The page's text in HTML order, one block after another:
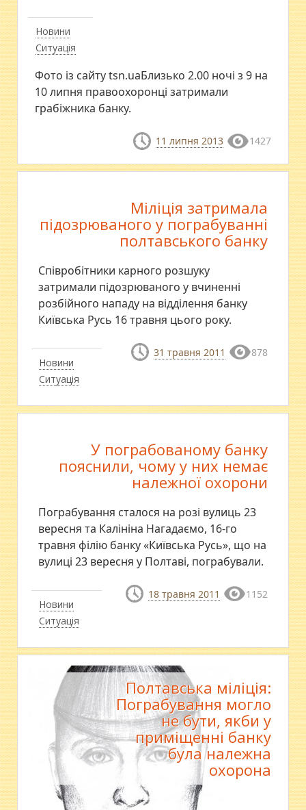
Новини
Ситуація
Фото із сайту tsn.uaБлизько 2.00 ночі з 9 на
10 липня правоохоронці затримали
грабіжника банку.
11 липня 2013 1427
Новини
Ситуація
Міліція затримала
підозрюваного у пограбуванні
полтавського банку
Співробітники карного розшуку
затримали підозрюваного у вчиненні
розбійного нападу на відділення банку
Київська Русь 16 травня цього року.
31 травня 2011 878
Новини
Ситуація
У пограбованому банку
пояснили, чому у них немає
належної охорони
Пограбування сталося на розі вулиць 23
вересня та Калініна Нагадаємо, 16-го
травня філію банку «Київська Русь», що на
вулиці 23 вересня у Полтаві, пограбували.
18 травня 2011 1152
Полтавська міліція:
Пограбування могло
не бути, якби у
приміщенні банку
була належна
охорона